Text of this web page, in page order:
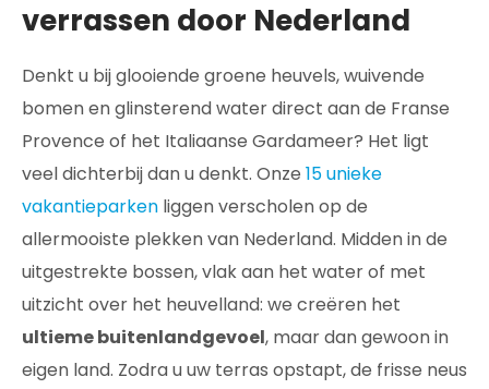
verrassen door Nederland
Denkt u bij glooiende groene heuvels, wuivende
bomen en glinsterend water direct aan de Franse
Provence of het Italiaanse Gardameer? Het ligt
veel dichterbij dan u denkt. Onze 15 unieke
vakantieparken liggen verscholen op de
allermooiste plekken van Nederland. Midden in de
uitgestrekte bossen, vlak aan het water of met
uitzicht over het heuvelland: we creëren het
ultieme buitenlandgevoel, maar dan gewoon in
eigen land. Zodra u uw terras opstapt, de frisse neus